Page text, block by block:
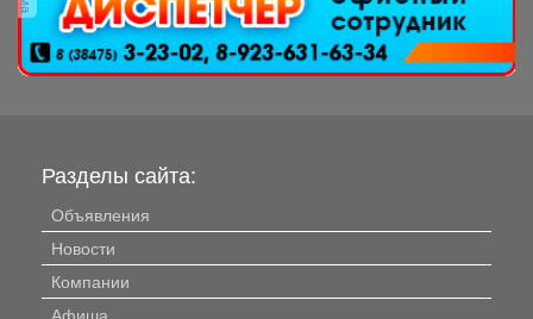
Разделы сайта:
Объявления
Новости
Компании
Афиша